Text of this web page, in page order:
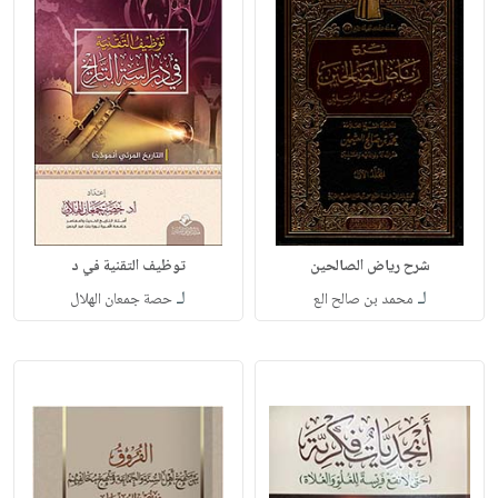
شرح رياض الصالحين
لـ محمد بن صالح الع
توظيف التقنية في د
لـحصة جمعان الهلال